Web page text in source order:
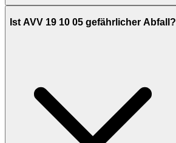
Ist AVV 19 10 05 gefährlicher Abfall?